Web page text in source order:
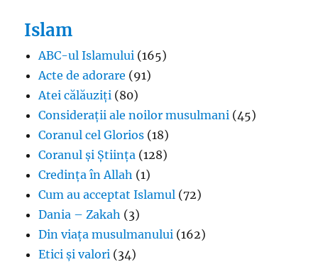
Islam
ABC-ul Islamului (165)
Acte de adorare (91)
Atei călăuziți (80)
Considerații ale noilor musulmani (45)
Coranul cel Glorios (18)
Coranul și Știința (128)
Credința în Allah (1)
Cum au acceptat Islamul (72)
Dania – Zakah (3)
Din viața musulmanului (162)
Etici și valori (34)